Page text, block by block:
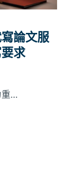
論文服
求
重…